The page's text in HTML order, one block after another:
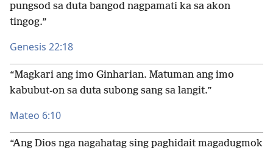
pungsod sa duta bangod nagpamati ka sa akon
tingog.”
Genesis 22:18
“Magkari ang imo Ginharian. Matuman ang imo
kabubut-on sa duta subong sang sa langit.”
Mateo 6:​10
“Ang Dios nga nagahatag sing paghidait magadugmok